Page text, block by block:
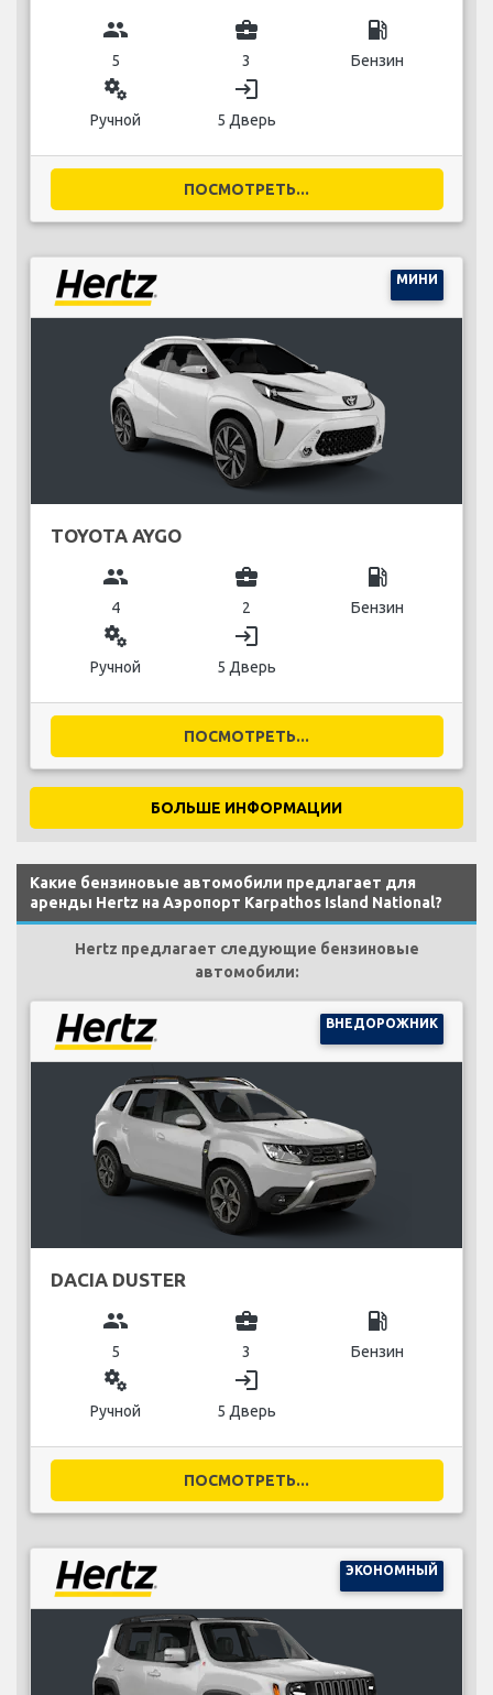
group
5
business_center
3
local_gas_station
Бензин
miscellaneous_services
Ручной
login
5 Дверь
ПОСМОТРЕТЬ...
МИНИ
TOYOTA AYGO
group
4
business_center
2
local_gas_station
Бензин
miscellaneous_services
Ручной
login
5 Дверь
ПОСМОТРЕТЬ...
БОЛЬШЕ ИНФОРМАЦИИ
Какие бензиновые автомобили предлагает для
аренды Hertz на Аэропорт Karpathos Island National?
Hertz предлагает следующие бензиновые
автомобили:
ВНЕДОРОЖНИК
DACIA DUSTER
group
5
business_center
3
local_gas_station
Бензин
miscellaneous_services
Ручной
login
5 Дверь
ПОСМОТРЕТЬ...
ЭКОНОМНЫЙ